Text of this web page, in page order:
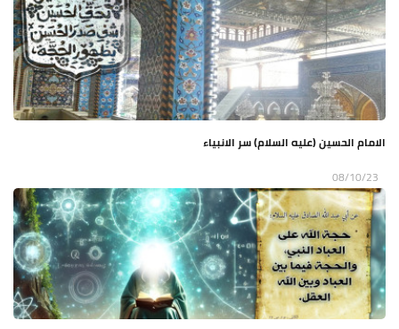
الامام الحسين (عليه السلام) سر الانبياء
08/10/23